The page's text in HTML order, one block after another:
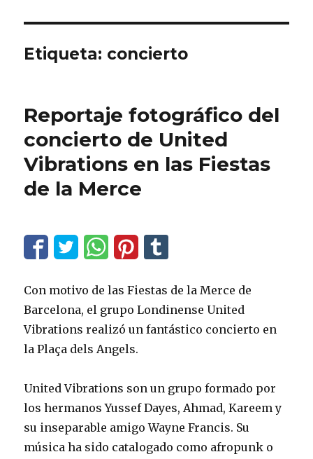
Etiqueta: concierto
Reportaje fotográfico del
concierto de United
Vibrations en las Fiestas
de la Merce
Con motivo de las Fiestas de la Merce de
Barcelona, el grupo Londinense United
Vibrations realizó un fantástico concierto en
la Plaça dels Angels.
United Vibrations son un grupo formado por
los hermanos Yussef Dayes, Ahmad, Kareem y
su inseparable amigo Wayne Francis. Su
música ha sido catalogado como afropunk o